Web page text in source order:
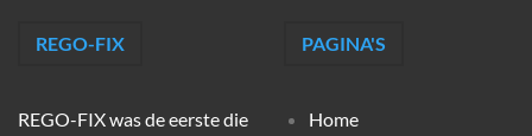
REGO-FIX
REGO-FIX was de eerste die
PAGINA'S
Home